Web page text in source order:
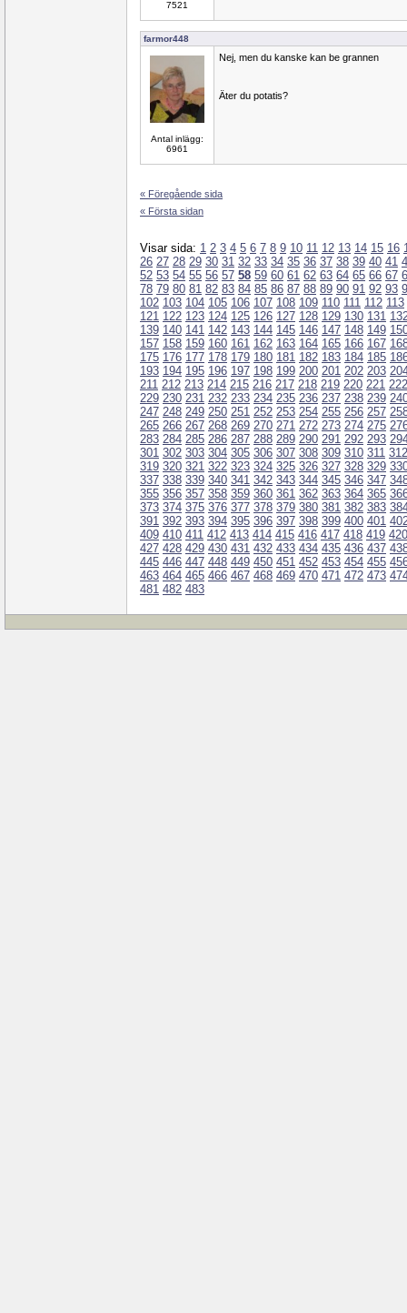
7521
farmor448
Antal inlägg:
6961
Nej, men du kanske kan be grannen
Äter du potatis?
« Föregående sida
« Första sidan
Visar sida: 1 2 3 4 5 6 7 8 9 10 11 12 13 14 15 16
26 27 28 29 30 31 32 33 34 35 36 37 38 39 40 41
52 53 54 55 56 57 58 59 60 61 62 63 64 65 66 67
78 79 80 81 82 83 84 85 86 87 88 89 90 91 92 93
102 103 104 105 106 107 108 109 110 111 112 113
121 122 123 124 125 126 127 128 129 130 131
139 140 141 142 143 144 145 146 147 148 149
157 158 159 160 161 162 163 164 165 166 167
175 176 177 178 179 180 181 182 183 184 185
193 194 195 196 197 198 199 200 201 202 203
211 212 213 214 215 216 217 218 219 220 221 222
229 230 231 232 233 234 235 236 237 238 239
247 248 249 250 251 252 253 254 255 256 257
265 266 267 268 269 270 271 272 273 274 275
283 284 285 286 287 288 289 290 291 292 293
301 302 303 304 305 306 307 308 309 310 311 312
319 320 321 322 323 324 325 326 327 328 329
337 338 339 340 341 342 343 344 345 346 347
355 356 357 358 359 360 361 362 363 364 365
373 374 375 376 377 378 379 380 381 382 383
391 392 393 394 395 396 397 398 399 400 401
409 410 411 412 413 414 415 416 417 418 419 420
427 428 429 430 431 432 433 434 435 436 437
445 446 447 448 449 450 451 452 453 454 455
463 464 465 466 467 468 469 470 471 472 473
481 482 483